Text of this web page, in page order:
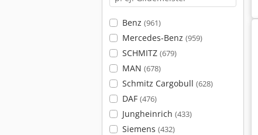
Benz (961)
Mercedes-Benz (959)
SCHMITZ (679)
MAN (678)
Schmitz Cargobull (628)
DAF (476)
Jungheinrich (433)
Siemens (432)